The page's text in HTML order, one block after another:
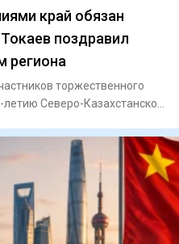
край обязан
поздравил
региона
торжественного
Северо-Казахстанской